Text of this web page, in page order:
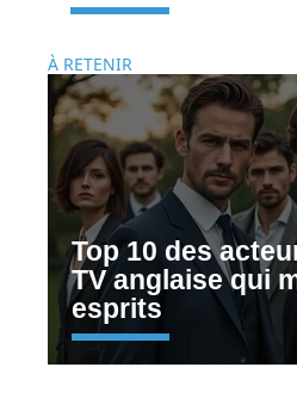
À RETENIR
Top 10 des
TV anglaise qui
esprits